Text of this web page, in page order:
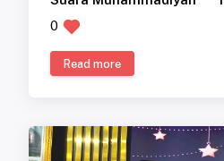
0
Read more